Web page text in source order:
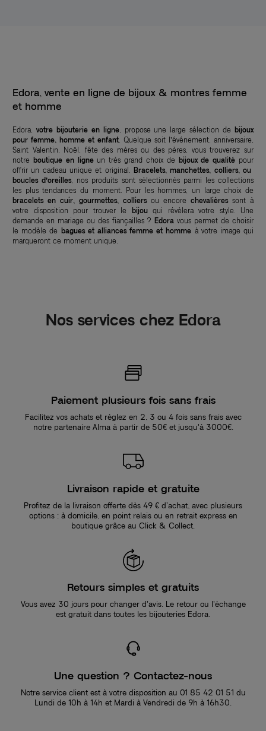
Edora, vente en ligne de bijoux & montres femme
et homme
Edora, votre bijouterie en ligne, propose une large sélection debijoux
pour femme, homme et enfant . Quelque soit l’événement, anniversaire,
Saint Valentin, Noël, fête des mères ou des pères, vous trouverez sur
notre boutique en ligneun très grand choix de bijoux de qualité pour
offrir un cadeau unique et original. Bracelets, manchettes, colliers, ou
boucles d’oreilles, nos produits sont sélectionnés parmi les collections
les plus tendances du moment. Pour les hommes, un large choix de
bracelets en cuir, gourmettes, colliersou encore chevalièressont à
votre disposition pour trouver le bijouqui révèlera votre style. Une
demande en mariage ou des fiançailles ?Edora vous permet de choisir
le modèle de bagues et alliances femme et homme à votre image qui
marqueront ce moment unique.
Nos services chez Edora
Paiement plusieurs fois sans frais
Facilitez vos achats et réglez en 2, 3 ou 4 fois sans frais avec
notre partenaire Alma à partir de 50€ et jusqu'à 3000€.
Livraison rapide et gratuite
Profitez de la livraison offerte dès 49 € d’achat, avec plusieurs
options : à domicile, en point relais ou en retrait express en
boutique grâce au Click & Collect.
Retours simples et gratuits
Vous avez 30 jours pour changer d’avis. Le retour ou l’échange
est gratuit dans toutes les bijouteries Edora.
Une question ? Contactez-nous
Notre service client est à votre disposition au 01 85 42 01 51 du
Lundi de 10h à 14h et Mardi à Vendredi de 9h à 16h30.